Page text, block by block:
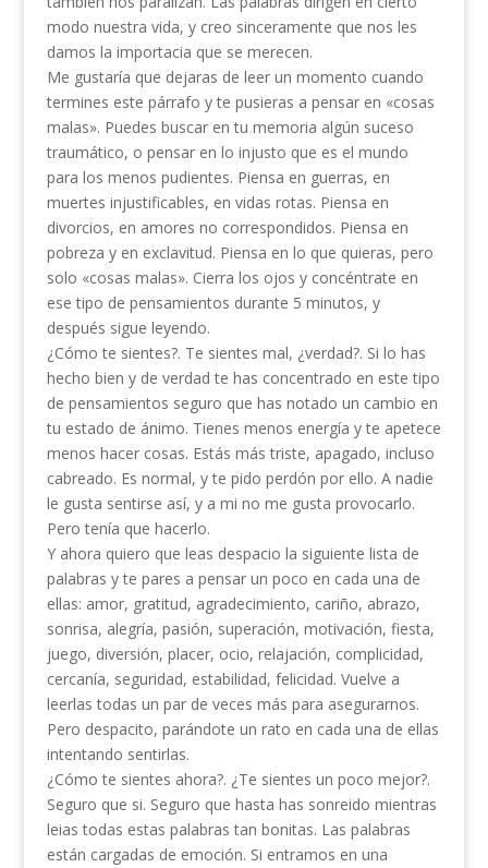
modo nuestra vida, y creo sinceramente que nos les
damos la importacia que se merecen.
Me gustaría que dejaras de leer un momento cuando
termines este párrafo y te pusieras a pensar en «cosas
malas». Puedes buscar en tu memoria algún suceso
traumático, o pensar en lo injusto que es el mundo
para los menos pudientes. Piensa en guerras, en
muertes injustificables, en vidas rotas. Piensa en
divorcios, en amores no correspondidos. Piensa en
pobreza y en exclavitud. Piensa en lo que quieras, pero
solo «cosas malas». Cierra los ojos y concéntrate en
ese tipo de pensamientos durante 5 minutos, y
después sigue leyendo.
¿Cómo te sientes?. Te sientes mal, ¿verdad?. Si lo has
hecho bien y de verdad te has concentrado en este tipo
de pensamientos seguro que has notado un cambio en
tu estado de ánimo. Tienes menos energía y te apetece
menos hacer cosas. Estás más triste, apagado, incluso
cabreado. Es normal, y te pido perdón por ello. A nadie
le gusta sentirse así, y a mi no me gusta provocarlo.
Pero tenía que hacerlo.
Y ahora quiero que leas despacio la siguiente lista de
palabras y te pares a pensar un poco en cada una de
ellas: amor, gratitud, agradecimiento, cariño, abrazo,
sonrisa, alegría, pasión, superación, motivación, fiesta,
juego, diversión, placer, ocio, relajación, complicidad,
cercanía, seguridad, estabilidad, felicidad. Vuelve a
leerlas todas un par de veces más para asegurarnos.
Pero despacito, parándote un rato en cada una de ellas
intentando sentirlas.
¿Cómo te sientes ahora?. ¿Te sientes un poco mejor?.
Seguro que si. Seguro que hasta has sonreido mientras
leias todas estas palabras tan bonitas. Las palabras
están cargadas de emoción. Si entramos en una